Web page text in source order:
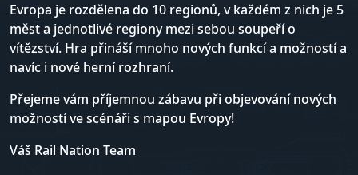
Evropa je rozdělena do 10 regionů, v každém z nich je 5
měst a jednotlivé regiony mezi sebou soupeří o
vítězství. Hra přináší mnoho nových funkcí a možností a
navíc i nové herní rozhraní.
Přejeme vám příjemnou zábavu při objevování nových
možností ve scénáři s mapou Evropy!
Váš Rail Nation Team